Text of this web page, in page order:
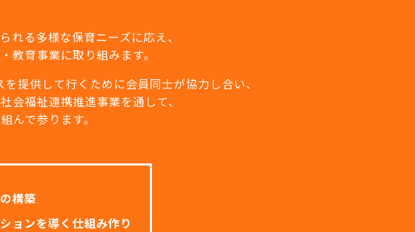
る多様な保育ニーズに応え、
教育事業に取り組みます。
提供して行くために会員同士が協力し合い、
会福祉連携推進事業を通して、
んで参ります。
構築
ョンを導く仕組み作り